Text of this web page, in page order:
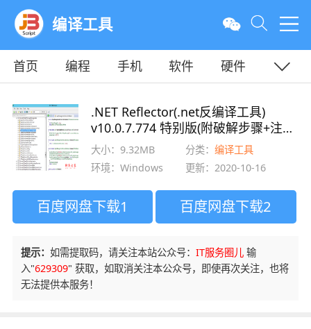
编译工具
首页 编程 手机 软件
硬件
.NET Reflector(.net反编译工具)
v10.0.7.774 特别版(附破解步骤+注册
机)
大小：9.32MB 分类：编译工具
环境：Windows
更新：2020-10-16
百度网盘下载1 百度网盘下载2
提示： 如需提取码，请关注本站公众号： IT服务圈儿输
入"629309" 获取，如取消关注本公众号，即使再次关注，也将
无法提供本服务！